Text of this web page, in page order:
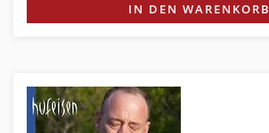
IN DEN WARENKORB